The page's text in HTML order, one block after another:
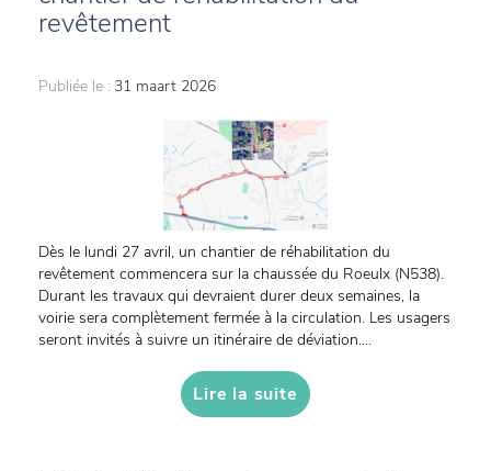
revêtement
Publiée le : 31 maart 2026
Dès le lundi 27 avril, un chantier de réhabilitation du
revêtement commencera sur la chaussée du Roeulx (N538).
Durant les travaux qui devraient durer deux semaines, la
voirie sera complètement fermée à la circulation. Les usagers
seront invités à suivre un itinéraire de déviation....
Lire la suite